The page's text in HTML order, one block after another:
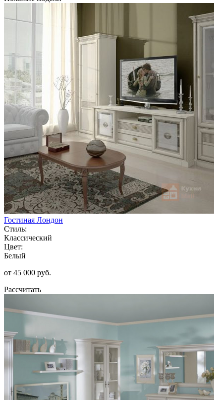
Гостиная Лондон
Стиль:
Классический
Цвет:
Белый
от 45 000 руб.
Рассчитать